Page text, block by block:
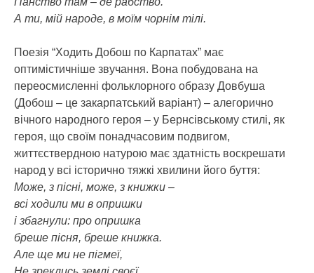
А ти, мій народе, в моїм чорнім тілі.
Поезія “Ходить Добош по Карпатах” має
оптимістичніше звучання. Вона побудована на
переосмисленні фольклорного образу Довбуша
(Добош – це закарпатський варіант) – алегорично
вічного народного героя – у Бернсівському стилі, як
героя, що своїм понадчасовим подвигом,
життєствердною натурою має здатність воскрешати
народ у всі історично тяжкі хвилини його буття:
Може, з пісні, може, з книжки –
всі ходили ми в опришки
і збагнули: про опришка
бреше пісня, бреше книжка.
Але ще ми не пігмеї,